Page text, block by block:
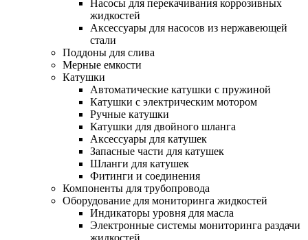
Насосы для перекачивания коррозивных
жидкостей
Аксессуары для насосов из нержавеющей
стали
Поддоны для слива
Мерные емкости
Катушки
Автоматические катушки с пружиной
Катушки с электрическим мотором
Ручные катушки
Катушки для двойного шланга
Аксессуары для катушек
Запасные части для катушек
Шланги для катушек
Фитинги и соединения
Компоненты для трубопровода
Оборудование для мониторинга жидкостей
Индикаторы уровня для масла
Электронные системы мониторинга раздачи